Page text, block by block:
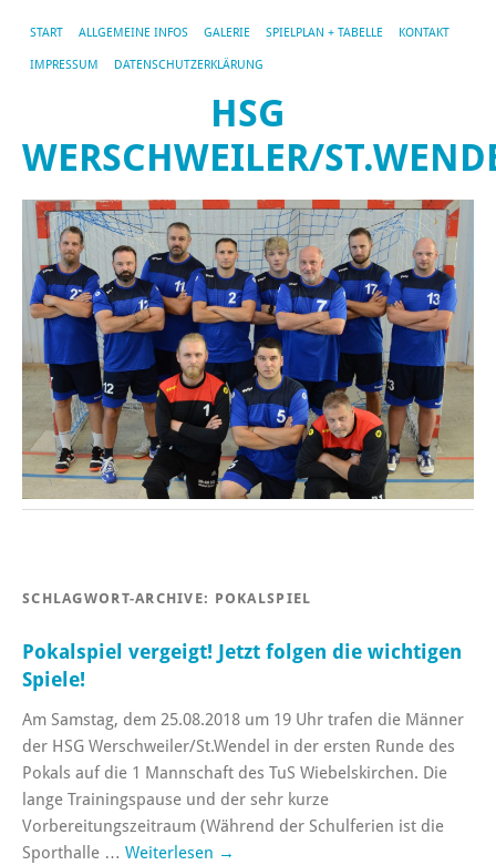
START ALLGEMEINE INFOS GALERIE SPIELPLAN + TABELLE KONTAKT
IMPRESSUM DATENSCHUTZERKLÄRUNG
HSG
WERSCHWEILER/
SCHLAGWORT-ARCHIVE: POKALSPIEL
Pokalspiel vergeigt! Jetzt folgen die wichtigen
Spiele!
Am Samstag, dem 25.08.2018 um 19 Uhr trafen die Männer
der HSG Werschweiler/St.Wendel in der ersten Runde des
Pokals auf die 1 Mannschaft des TuS Wiebelskirchen. Die
lange Trainingspause und der sehr kurze
Vorbereitungszeitraum (Während der Schulferien ist die
Sporthalle … Weiterlesen →